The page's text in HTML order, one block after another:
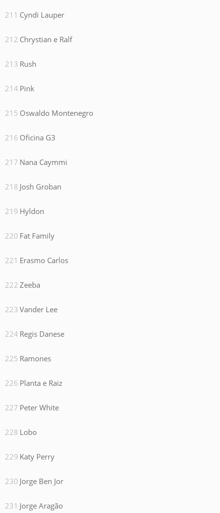
Cyndi Lauper
Chrystian e Ralf
Rush
Pink
Oswaldo Montenegro
Oficina G3
Nana Caymmi
Josh Groban
Hyldon
Fat Family
Erasmo Carlos
Zeeba
Vander Lee
Regis Danese
Ramones
Planta e Raiz
Peter White
Lobo
Katy Perry
Jorge Ben Jor
Jorge Aragão